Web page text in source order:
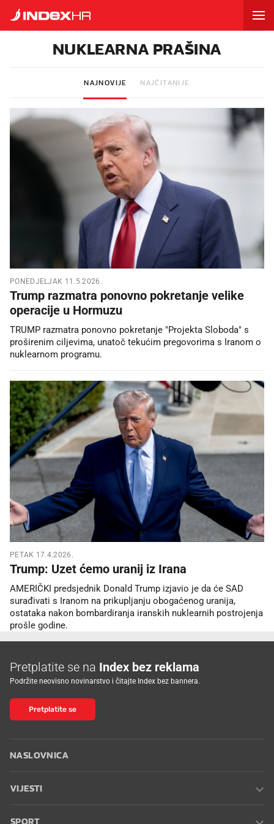
NUKLEARNA PRAŠINA
NAJNOVIJE NAJČITANIJE
PONEDJELJAK 11.5.2026.
Trump razmatra ponovno pokretanje velike
operacije u Hormuzu
TRUMP razmatra ponovno pokretanje "Projekta Sloboda" s
proširenim ciljevima, unatoč tekućim pregovorima s Iranom o
nuklearnom programu.
PETAK 17.4.2026.
Trump: Uzet ćemo uranij iz Irana
AMERIČKI predsjednik Donald Trump izjavio je da će SAD
surađivati s Iranom na prikupljanju obogaćenog uranija,
ostataka nakon bombardiranja iranskih nuklearnih postrojenja
prošle godine.
Pretplatite se na Index bez reklama
Podržite neovisno novinarstvo i čitajte Index bez bannera.
Pretplatite se
NASLOVNICA
VIJESTI
SPORT